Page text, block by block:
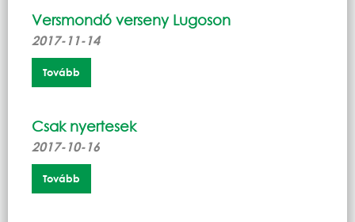
Versmondó verseny Lugoson
2017-11-14
Tovább
Csak nyertesek
2017-10-16
Tovább